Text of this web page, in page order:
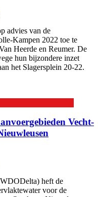
advies van de
Kampen 2022 toe te
Heerde en Reumer. De
hun bijzondere inzet
het Slagersplein 20-22.
Vecht-
heft de
voor de